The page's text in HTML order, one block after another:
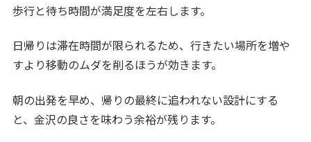
歩行と待ち時間が満足度を左右します。
日帰りは滞在時間が限られるため、行きたい場所を増や
すより移動のムダを削るほうが効きます。
朝の出発を早め、帰りの最終に追われない設計にする
と、金沢の良さを味わう余裕が残ります。